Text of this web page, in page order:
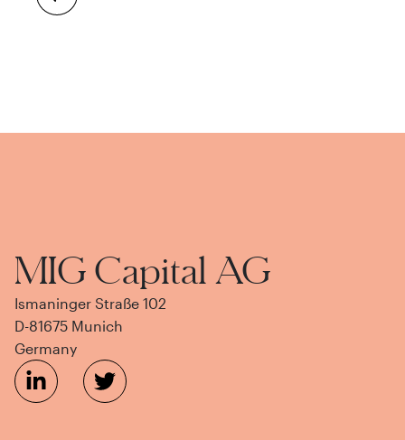
MIG Capital AG
Ismaninger Straße 102
D-81675 Munich
Germany